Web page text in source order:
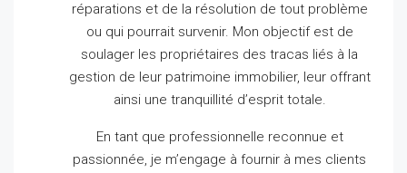
réparations et de la résolution de tout problème
ou qui pourrait survenir. Mon objectif est de
soulager les propriétaires des tracas liés à la
gestion de leur patrimoine immobilier, leur offrant
ainsi une tranquillité d’esprit totale.
En tant que professionnelle reconnue et
passionnée, je m’engage à fournir à mes clients